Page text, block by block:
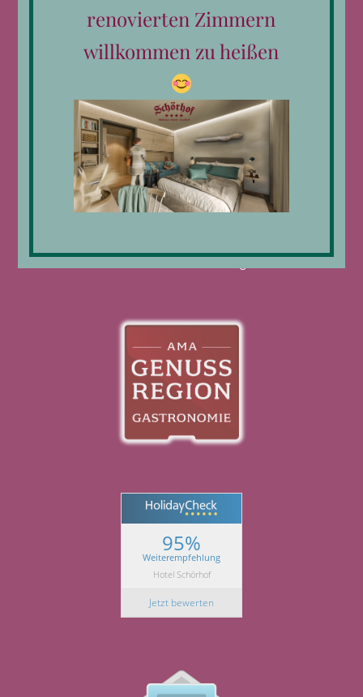
Kontakt
95%
Weiterempfehlung
Hotel Schörhof
Jetzt bewerten
renovierten Zimmern
willkommen zu heißen